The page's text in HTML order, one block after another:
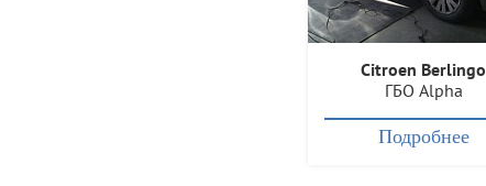
Citroen Berlingo
ГБО Alpha
Подробнее